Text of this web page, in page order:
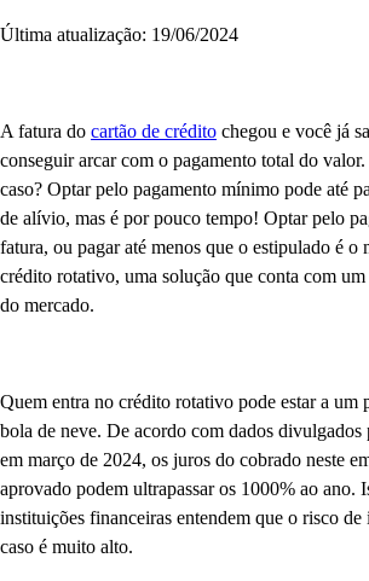
Última atualização: 19/06/2024
A fatura do cartão de crédito chegou e você já
conseguir arcar com o pagamento total do
caso? Optar pelo pagamento mínimo pode até
de alívio, mas é por pouco tempo! Optar pelo
fatura, ou pagar até menos que o estipulado é o
crédito rotativo, uma solução que conta com
do mercado.
Quem entra no crédito rotativo pode estar a um
bola de neve. De acordo com dados divulgados
em março de 2024, os juros do cobrado neste
aprovado podem ultrapassar os 1000% ao ano.
instituições financeiras entendem que o risco de
caso é muito alto.